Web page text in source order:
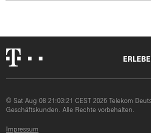
© Sat Aug 08 21:03:21 CEST 2026 Telekom
Geschäftskunden. Alle Rechte vorbehalten.
Impressum